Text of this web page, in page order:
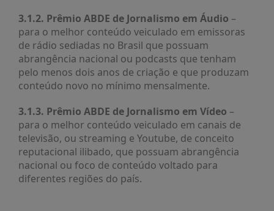
RUMOS
LIVROS
ESTUDOS
NOTÍCIAS
ABDE-
BID
PRÊMIO
ABDE
DE
JORNALISMO
3.1.2. Prêmio ABDE de Jornalismo em Áudio –
para o melhor conteúdo veiculado em emissoras
de rádio sediadas no Brasil que possuam
abrangência nacional ou podcasts que tenham
pelo menos dois anos de criação e que produzam
conteúdo novo no mínimo mensalmente.
3.1.3. Prêmio ABDE de Jornalismo em Vídeo –
para o melhor conteúdo veiculado em canais de
televisão, ou streaming e Youtube, de conceito
reputacional ilibado, que possuam abrangência
nacional ou foco de conteúdo voltado para
diferentes regiões do país.